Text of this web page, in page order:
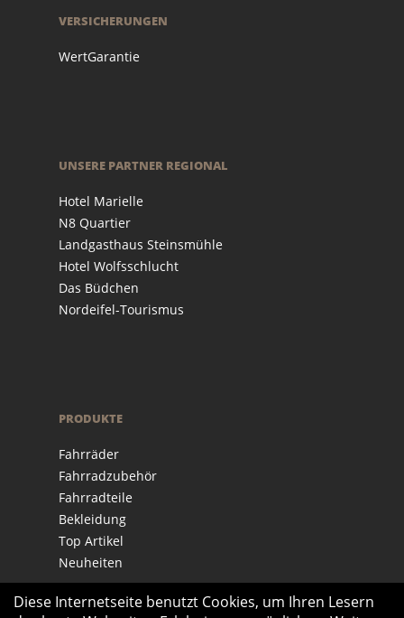
VERSICHERUNGEN
WertGarantie
UNSERE PARTNER REGIONAL
Hotel Marielle
N8 Quartier
Landgasthaus Steinsmühle
Hotel Wolfsschlucht
Das Büdchen
Nordeifel-Tourismus
PRODUKTE
Fahrräder
Fahrradzubehör
Fahrradteile
Bekleidung
Top Artikel
Neuheiten
Diese Internetseite benutzt Cookies, um Ihren Lesern